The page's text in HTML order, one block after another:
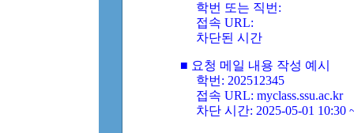
학번 또는 직번:
접속 URL:
차단된 시간
■ 요청 메일 내용 작성 예시
학번: 202512345
접속 URL: myclass.ssu.ac.kr
차단 시간: 2025-05-01 10:30